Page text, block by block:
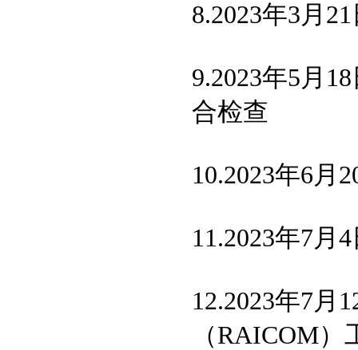
8.2023年3月
9.2023年5月
合检查
10.2023年6月
11.2023年7月
12.2023年7月
（RAICOM